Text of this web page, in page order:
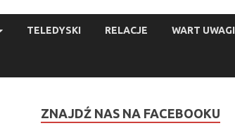
TELEDYSKI RELACJE WART UWAGI
ZNAJDŹ NAS NA FACEBOOKU